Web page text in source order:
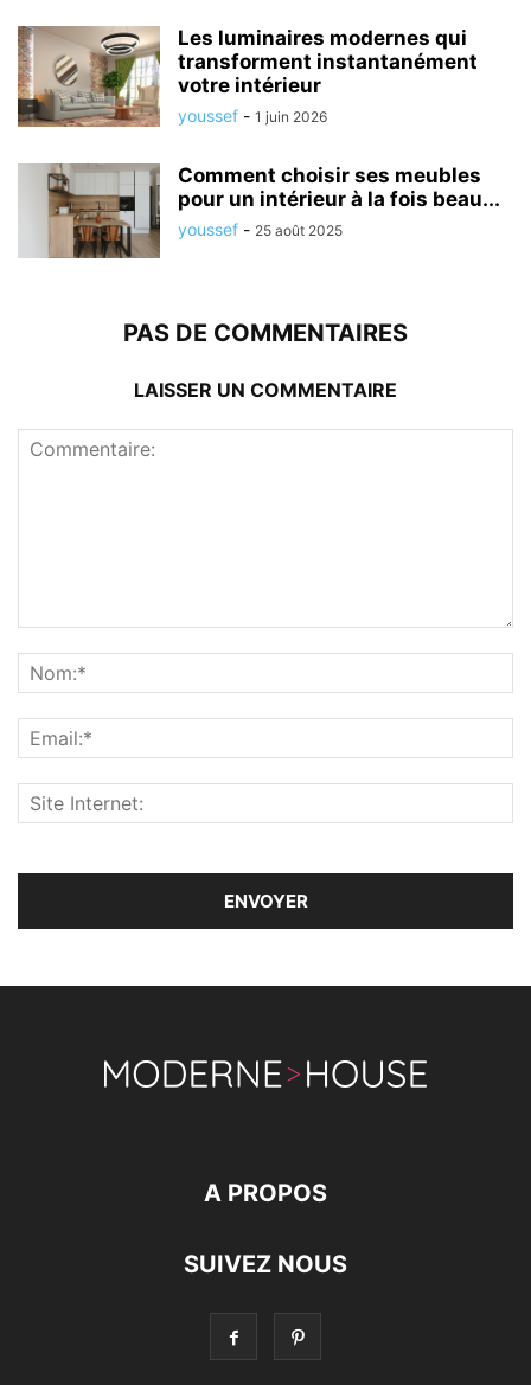
Les luminaires modernes qui
transforment instantanément
votre intérieur
youssef - 1 juin 2026
Comment choisir ses meubles
pour un intérieur à la fois beau...
youssef - 25 août 2025
PAS DE COMMENTAIRES
LAISSER UN COMMENTAIRE
A PROPOS
SUIVEZ NOUS